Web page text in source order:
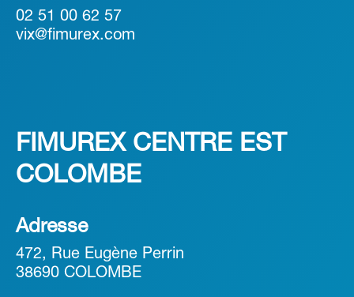
02 51 00 62 57
vix@fimurex.com
FIMUREX CENTRE EST
COLOMBE
Adresse
472, Rue Eugène Perrin
38690 COLOMBE